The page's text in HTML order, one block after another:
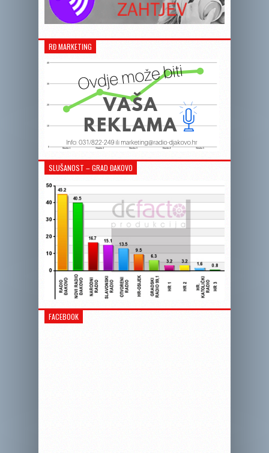
RĐ MARKETING
SLUŠANOST – GRAD ĐAKOVO
FACEBOOK